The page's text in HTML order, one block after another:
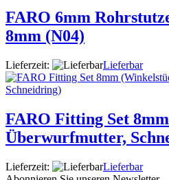
FARO 6mm
8mm (N04)
Lieferzeit: Lieferbar
FARO Fitting Set
Überwurfmutter,
Lieferzeit:
Lieferbar